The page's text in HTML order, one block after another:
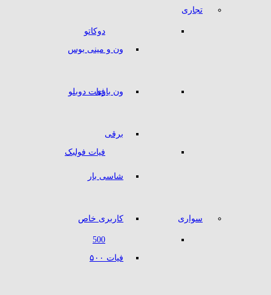
تجاری
دوکاتو
ون و مینی بوس
ون باری
برقی
شاسی بار
کاربری خاص
فیات دوبلو
فیات فولبک
سواری
500
فیات ۵۰۰